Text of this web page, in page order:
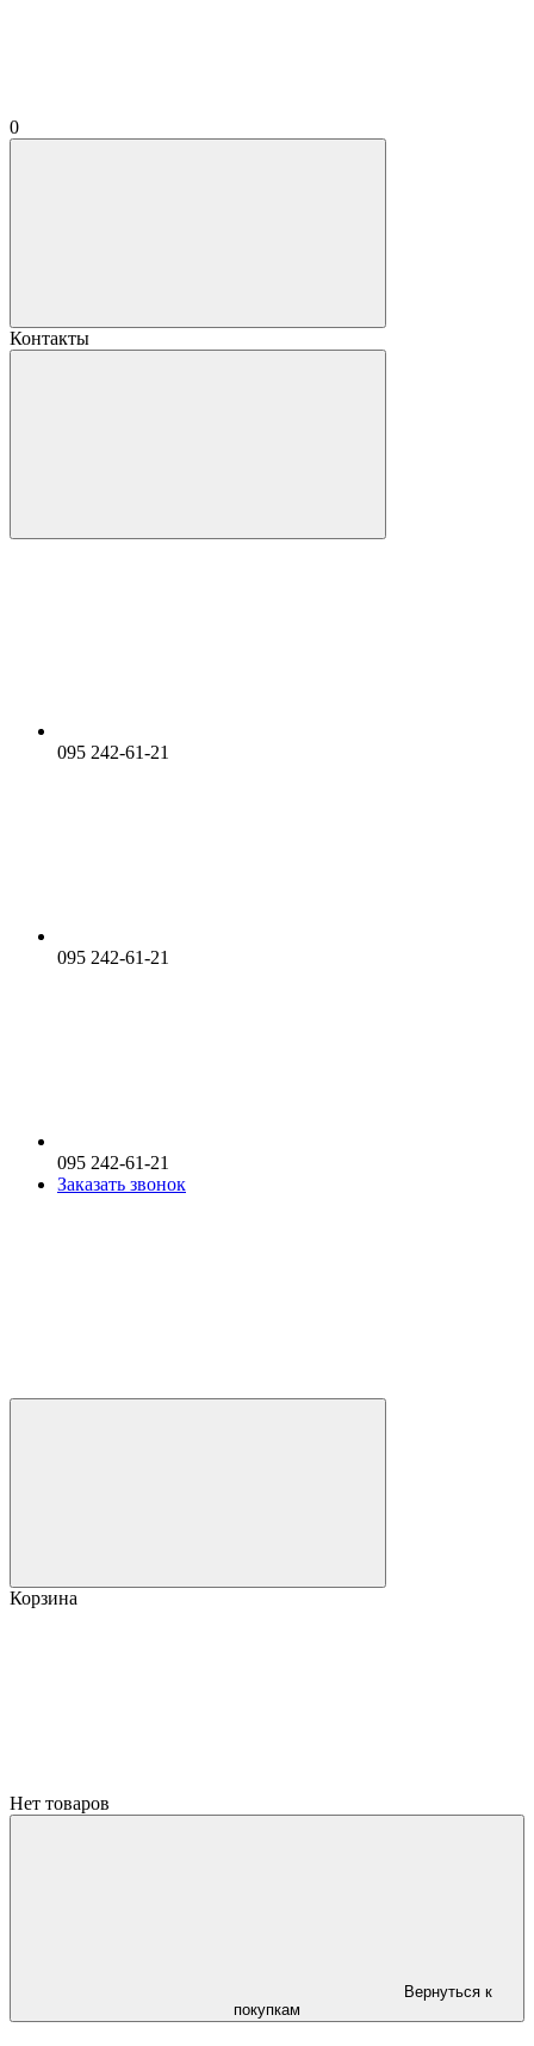
0
Контакты
095 242-61-21
095 242-61-21
095 242-61-21
Заказать звонок
Корзина
Нет товаров
Вернуться к
покупкам